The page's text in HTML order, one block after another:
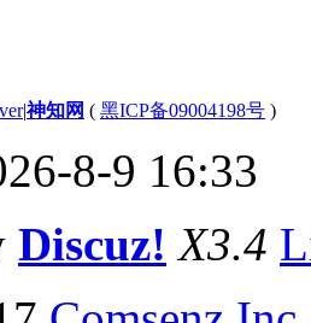
|神知网 ( 黑ICP备09004198号 )
8-9 16:33
Discuz! X3.4